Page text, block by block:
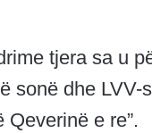
tjera sa u
sonë dhe LVV-
e re”.